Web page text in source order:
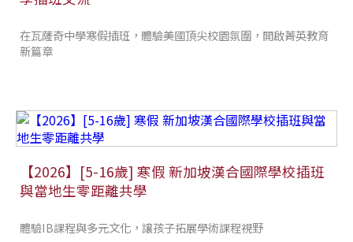
在瓦薩奇中學寒假插班，體驗美國頂尖校園氛圍，開啟菁英教育
新篇章
【2026】[5-16歲] 寒假 新加坡漢合國際學校插班
與當地生零距離共學
體驗IB課程與多元文化，讓孩子拓展學術課程視野